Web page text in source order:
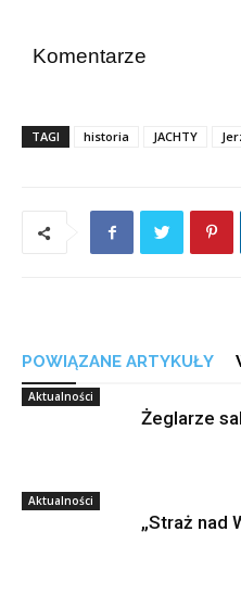
Komentarze
TAGI historia JACHTY
POWIĄZANE ARTYKUŁY
Aktualności
Żeglarze
Aktualności
„Straż nad